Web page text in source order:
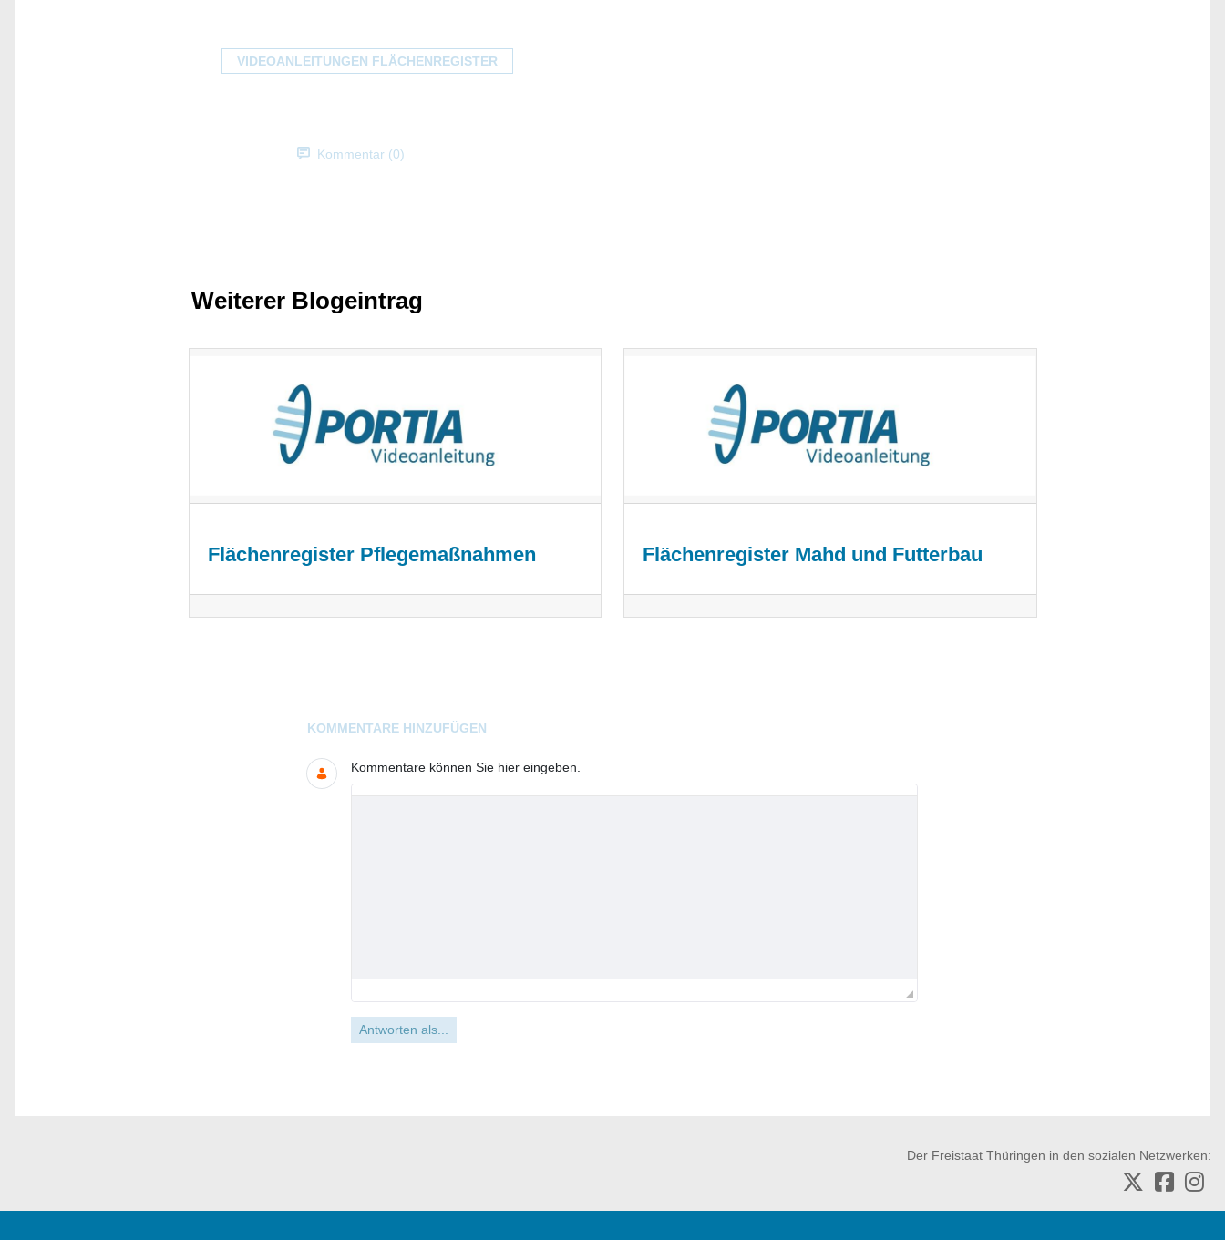
VIDEOANLEITUNGEN FLÄCHENREGISTER
Kommentar (0)
Weiterer Blogeintrag
Flächenregister Pflegemaßnahmen Flächenregister Mahd und Futterbau
Blogs
KOMMENTARE HINZUFÜGEN
Kommentare können Sie hier eingeben.
Antworten als...
Der Freistaat Thüringen in den sozialen Netzwerken: